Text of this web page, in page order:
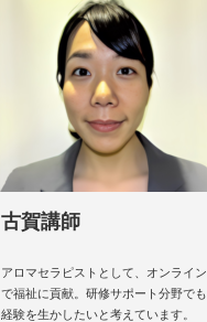
古賀講師
アロマセラピストとして、オンライン
で福祉に貢献。研修サポート分野でも
経験を生かしたいと考えています。